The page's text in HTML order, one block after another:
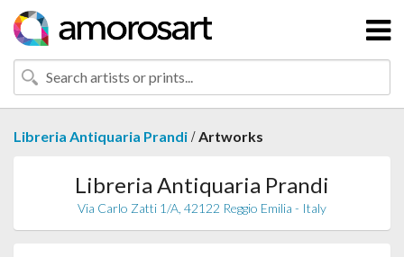
Libreria Antiquaria Prandi /Artworks
Libreria Antiquaria Prandi
Via Carlo Zatti 1/A, 42122 Reggio Emilia - Italy